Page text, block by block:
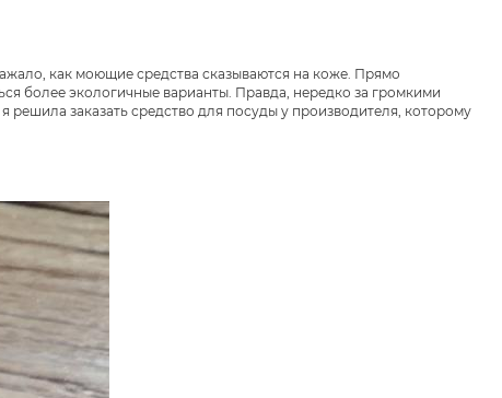
как моющие средства сказываются на коже. Прямо
более экологичные варианты. Правда, нередко за громкими
решила заказать средство для посуды у производителя, которому